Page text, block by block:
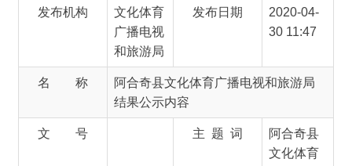
名 称
阿合奇县文化体育广播电视和旅游局
结果公示内容
文化体育
广播电视
阿合奇县文化体育广播电视和旅游局